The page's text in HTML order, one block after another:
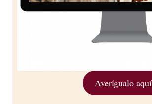
Averígualo aquí